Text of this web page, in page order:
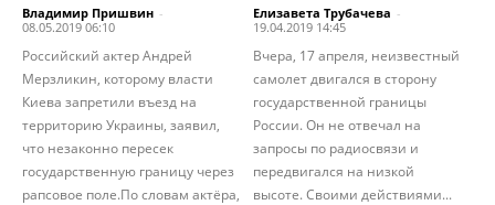
Владимир Пришвин -
08.05.2019 06:10
Российский актер Андрей
Мерзликин, которому власти
Киева запретили въезд на
территорию Украины, заявил,
что незаконно пересек
государственную границу через
рапсовое поле.По словам актёра,
Елизавета Трубачева -
19.04.2019 14:45
Вчера, 17 апреля, неизвестный
самолет двигался в сторону
государственной границы
России. Он не отвечал на
запросы по радиосвязи и
передвигался на низкой
высоте. Своими действиями...